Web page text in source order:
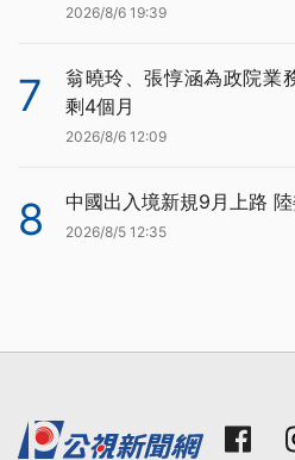
2026/8/6 19:39
7
翁曉玲、張惇涵為政院業
剩4個月
2026/8/6 12:09
8 中國出入境新規9月上路
2026/8/5 12:35